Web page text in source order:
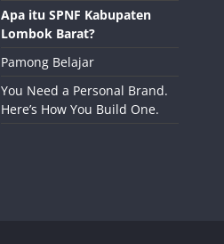
Apa itu SPNF Kabupaten
Lombok Barat?
Pamong Belajar
You Need a Personal Brand.
Here’s How You Build One.